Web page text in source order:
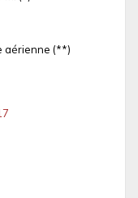
aérienne (**)